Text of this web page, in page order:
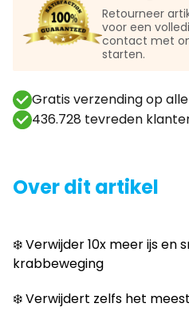
Retourneer
voor een
contact met
starten.
Gratis verzending op
436.728 tevreden
Over dit artikel
❄️ Verwijder 10x meer ijs en
krabbeweging
❄️ Verwijdert zelfs het